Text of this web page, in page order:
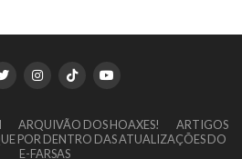
ARQUIVÃO DOS HOAXES!
ARTIGOS
POR DENTRO DAS ATUALIZAÇÕES DO
E-FARSAS